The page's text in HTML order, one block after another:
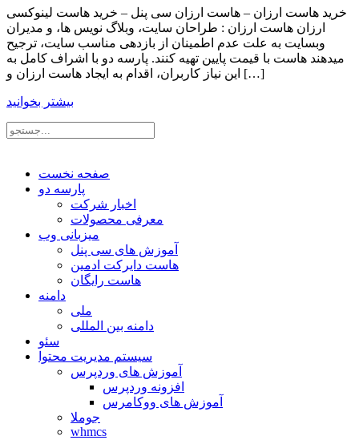
خرید هاست ارزان – هاست ارزان سی پنل – خرید هاست لینوکسی
ارزان هاست ارزان : طراحان سایت، وبلاگ نویس ها، و مدیران
وبسایت به علت عدم اطمینان از بازدهی مناسب سایت، ترجیح
میدهند هاست با قیمت پایین تهیه کنند. پارسه دو با اشراف کامل به
این نیاز کاربران، اقدام به ایجاد هاست ارزان و […]
بیشتر بخوانید
صفحه نخست
پارسه دو
اخبار شرکت
معرفی محصولات
میزبانی وب
آموزش های سی پنل
هاست دایرکت ادمین
هاست رایگان
دامنه
ملی
دامنه بین المللی
سئو
سیستم مدیریت محتوا
آموزش های وردپرس
افزونه وردپرس
آموزش های ووکامرس
جوملا
whmcs